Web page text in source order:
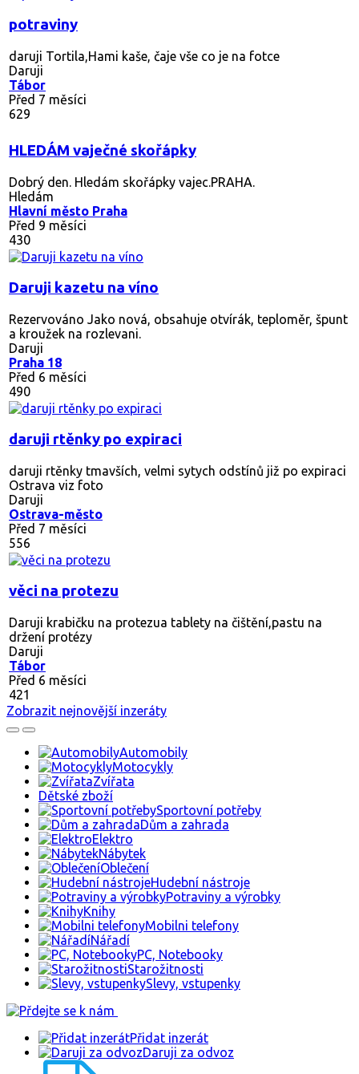
potraviny
daruji Tortila,Hami kaše, čaje vše co je na fotce
Daruji
Tábor
Před 7 měsíci
629
HLEDÁM vaječné skořápky
Dobrý den. Hledám skořápky vajec.PRAHA.
Hledám
Hlavní město Praha
Před 9 měsíci
430
Daruji kazetu na víno
Rezervováno Jako nová, obsahuje otvírák, teploměr, špunt
a kroužek na rozlevani.
Daruji
Praha 18
Před 6 měsíci
490
daruji rtěnky po expiraci
daruji rtěnky tmavších, velmi sytych odstínů již po expiraci
Ostrava viz foto
Daruji
Ostrava-město
Před 7 měsíci
556
věci na protezu
Daruji krabičku na protezua tablety na čištění,pastu na
držení protézy
Daruji
Tábor
Před 6 měsíci
421
Zobrazit nejnovější inzeráty
Automobily
Motocykly
Zvířata
Dětské zboží
Sportovní potřeby
Dům a zahrada
Elektro
Nábytek
Oblečení
Hudební nástroje
Potraviny a výrobky
Knihy
Mobilni telefony
Nářadí
PC, Notebooky
Starožitnosti
Slevy, vstupenky
Přidat inzerát
Daruji za odvoz